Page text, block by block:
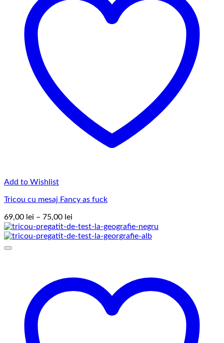
Add to Wishlist
Tricou cu mesaj Fancy as fuck
69,00 lei – 75,00 lei
de
prețuri: